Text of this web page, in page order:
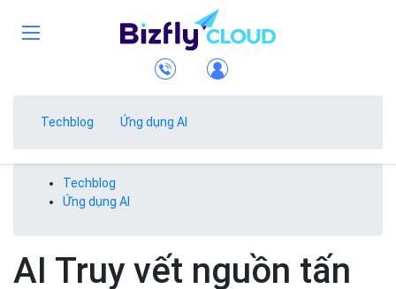
Techblog Ứng dụng AI
Techblog
Ứng dụng AI
AI Truy vết nguồn tấn